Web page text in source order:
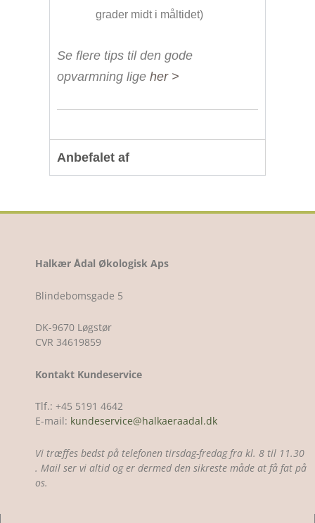
grader midt i måltidet)
Se flere tips til den gode
opvarmning lige her >
Anbefalet af
Halkær Ådal Økologisk Aps
Blindebomsgade 5
DK-9670 Løgstør
CVR 34619859
Kontakt Kundeservice
Tlf.: +45 5191 4642
E-mail: kundeservice@halkaeraadal.dk
Vi træffes bedst på telefonen tirsdag-fredag fra kl. 8 til 11.30
. Mail ser vi altid og er dermed den sikreste måde at få fat på
os.